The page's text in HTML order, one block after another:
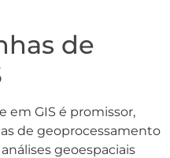
de
em GIS é promissor,
de geoprocessamento
geoespaciais